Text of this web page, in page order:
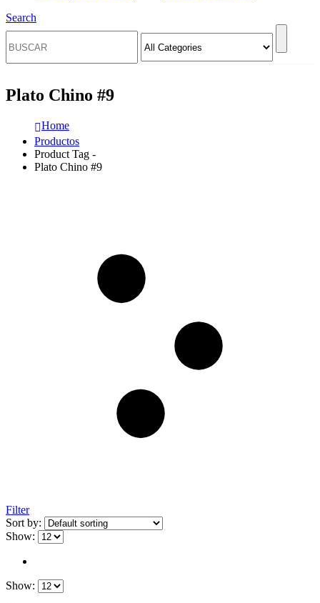
Search
Plato Chino #9
Home
Productos
Product Tag -
Plato Chino #9
Filter
Sort by:
Show:
Show: